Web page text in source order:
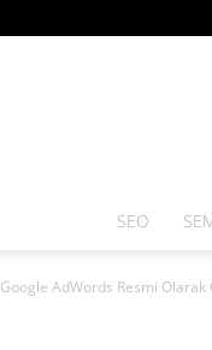
SEO
Google AdWords Resmi